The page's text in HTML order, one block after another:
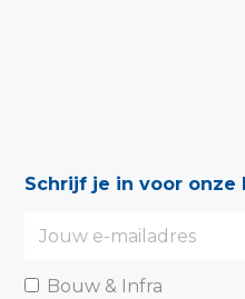
Schrijf je in voor onze
Bouw & Infra